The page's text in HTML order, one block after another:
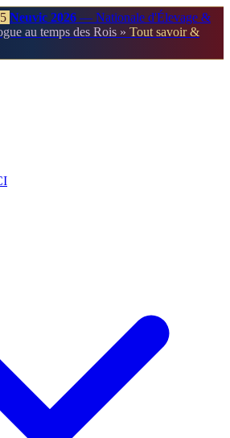
Neuvic 2026 — Nationale d'Élevage &
au temps des Rois » Tout savoir &